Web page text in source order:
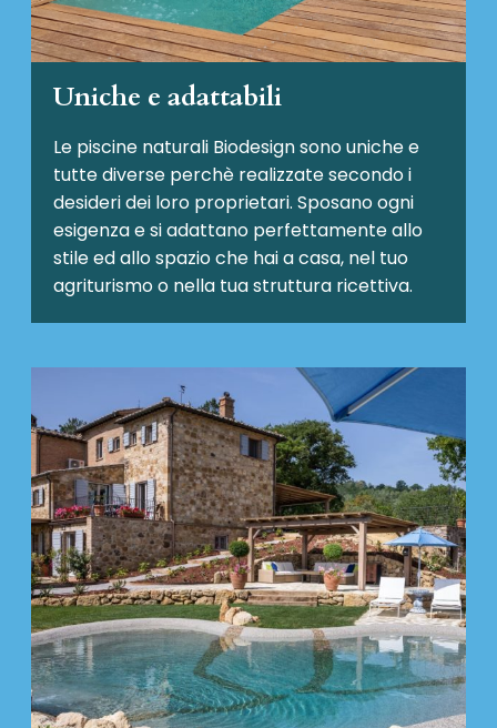
Uniche e adattabili
Le piscine naturali Biodesignsono uniche e
tutte diverse perchè realizzate secondo i
desideri dei loro proprietari. Sposano ogni
esigenza e si adattano perfettamente allo
stile ed allo spazio che hai a casa, nel tuo
agriturismo o nella tua struttura ricettiva.